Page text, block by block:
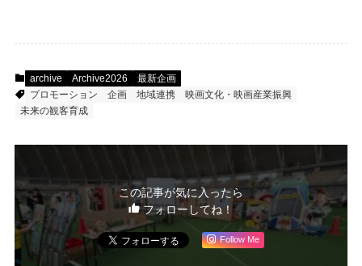
archive Archive2026
最新企画
プロモーション
企画 地域連携
映画文化・映画産業振興
未来の観客育成
この記事が気に入ったら
フォローしてね！
Follow Me